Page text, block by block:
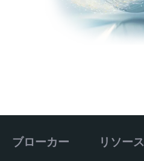
ブローカー リソース